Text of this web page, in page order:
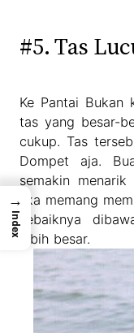
#5. Tas
Ke Pantai Bukan
tas yang besar-
cukup. Tas
Dompet aja.
semakin
jika memang
sebaiknya
lebih besar.
→
Index